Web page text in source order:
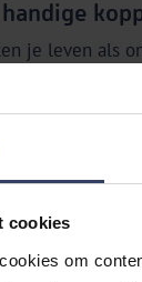
cookies
om
je leven als
voorkomen
grote
.